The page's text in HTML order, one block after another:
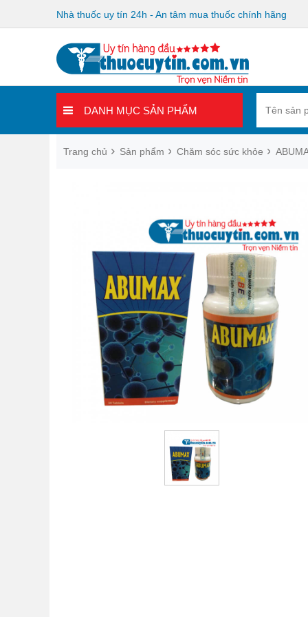
Nhà thuốc uy tín 24h - An tâm mua thuốc chính hãng
DANH MỤC SẢN PHẨM
Trang chủ Sản phẩm Chăm sóc sức khỏe